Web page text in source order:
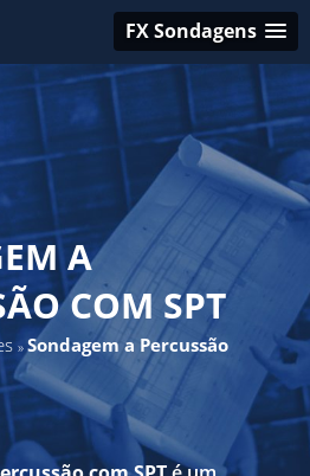
FX Sondagens
A
COM SPT
»Sondagem a Percussão